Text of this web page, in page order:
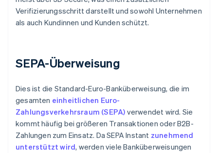
Verifizierungsschritt darstellt und sowohl Unternehmen
als auch Kundinnen und Kunden schützt.
SEPA-Überweisung
Dies ist die Standard-Euro-Banküberweisung, die im
gesamten einheitlichen Euro-
Zahlungsverkehrsraum (SEPA) verwendet wird. Sie
kommt häufig bei größeren Transaktionen oder B2B-
Zahlungen zum Einsatz. Da SEPA Instant zunehmend
unterstützt wird, werden viele Banküberweisungen